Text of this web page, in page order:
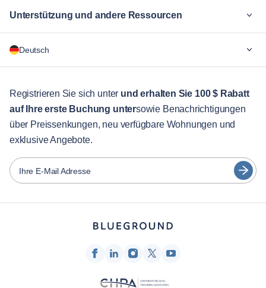
Unterstützung und andere Ressourcen
Für Unternehmen
Gästebetreuung
Stadt-Guide
Partner
Vermieter von Möbeln
Vermieter
Franchise-Partner
Deutsch
English
Português
Español
Français
Türkçe
Registrieren Sie sich unter und erhalten Sie 100 $ Rabatt
auf Ihre erste Buchung untersowie Benachrichtigungen
über Preissenkungen, neu verfügbare Wohnungen und
exklusive Angebote.
Ihre E-Mail Adresse